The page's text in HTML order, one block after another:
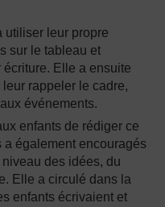
utiliser leur propre
sur le tableau et
Elle a ensuite
rappeler le cadre,
événements.
enfants de rédiger ce
également encouragés
des idées, du
Elle a circulé dans la
enfants écrivaient et